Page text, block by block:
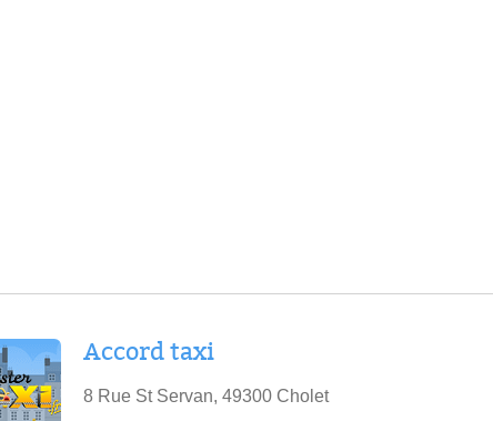
Accord taxi
8 Rue St Servan, 49300 Cholet